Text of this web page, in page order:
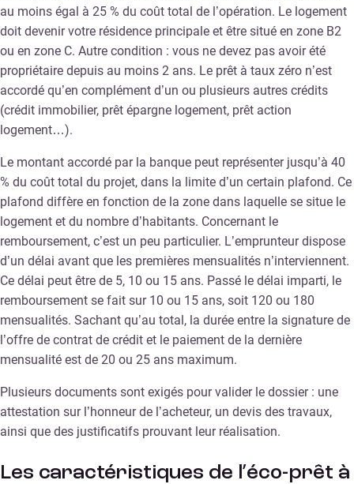
au moins égal à 25 % du coût total de l’opération. Le logement
doit devenir votre résidence principale et être situé en zone B2
ou en zone C. Autre condition : vous ne devez pas avoir été
propriétaire depuis au moins 2 ans. Le prêt à taux zéro n’est
accordé qu’en complément d’un ou plusieurs autres crédits
(crédit immobilier, prêt épargne logement, prêt action
logement…).
Le montant accordé par la banque peut représenter jusqu’à 40
% du coût total du projet, dans la limite d’un certain plafond. Ce
plafond diffère en fonction de la zone dans laquelle se situe le
logement et du nombre d’habitants. Concernant le
remboursement, c’est un peu particulier. L’emprunteur dispose
d’un délai avant que les premières mensualités n’interviennent.
Ce délai peut être de 5, 10 ou 15 ans. Passé le délai imparti, le
remboursement se fait sur 10 ou 15 ans, soit 120 ou 180
mensualités. Sachant qu’au total, la durée entre la signature de
l’offre de contrat de crédit et le paiement de la dernière
mensualité est de 20 ou 25 ans maximum.
Plusieurs documents sont exigés pour valider le dossier : une
attestation sur l’honneur de l’acheteur, un devis des travaux,
ainsi que des justificatifs prouvant leur réalisation.
Les caractéristiques de l’éco-prêt à